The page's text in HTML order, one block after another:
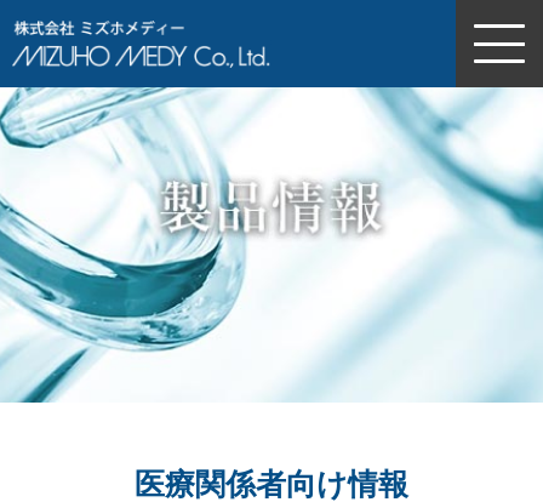
医療関係者向け情報